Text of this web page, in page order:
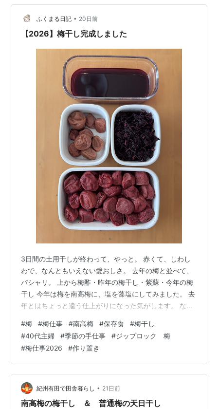
状の道具を使っていた。 ま、軽い痴呆症で老人施設に入
ったから、もう・・・酒は呑めない。そのお陰で血液検
査の数値は改善し、「長生きするぞ！」などと調…
ふくまる日記 • 20日前
【2026】梅干し完成しました
3日間の土用干しが終わって、やっと。 赤くて、しわし
わで、なんともいえない愛おしさ。 去年の梅と並べて、
パシャリ。 上から梅酢・昨年の梅干し・紫蘇・今年の梅
干し 今年は梅を南高梅に、塩を藻塩にしてみました。 去
年とはちょっと違う仕上がりになった気がします。 なん
な感じ おばちゃんが教えてくれた知恵は、やっぱりすご
かった。 www.fukumaru2525.com 今年は色々と変えて
みて、心配したところもありました。 でも、ちゃんと梅
干しになってくれた。 味の感想とか、今年の漬け方の工
夫とか、来年に向けた改善点とか、そのあたりはまた後
日、まとめ…
#梅 #梅仕事 #南高梅 #保存食 #梅干し
#40代主婦 #季節の手仕事 #ジップロック 梅
#梅仕事2026 #作り置き
紀州有田で田舎暮らし • 21日前
南高梅の梅干し ＆ 普通梅の天日干し